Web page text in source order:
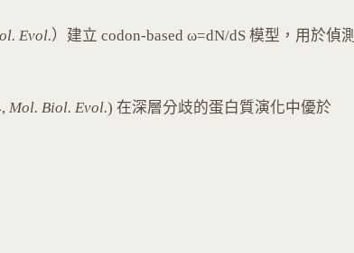
Evol.）建立 codon-based ω=dN/dS 模型，用於偵
Mol. Biol. Evol.) 在深層分歧的蛋白質演化中優於